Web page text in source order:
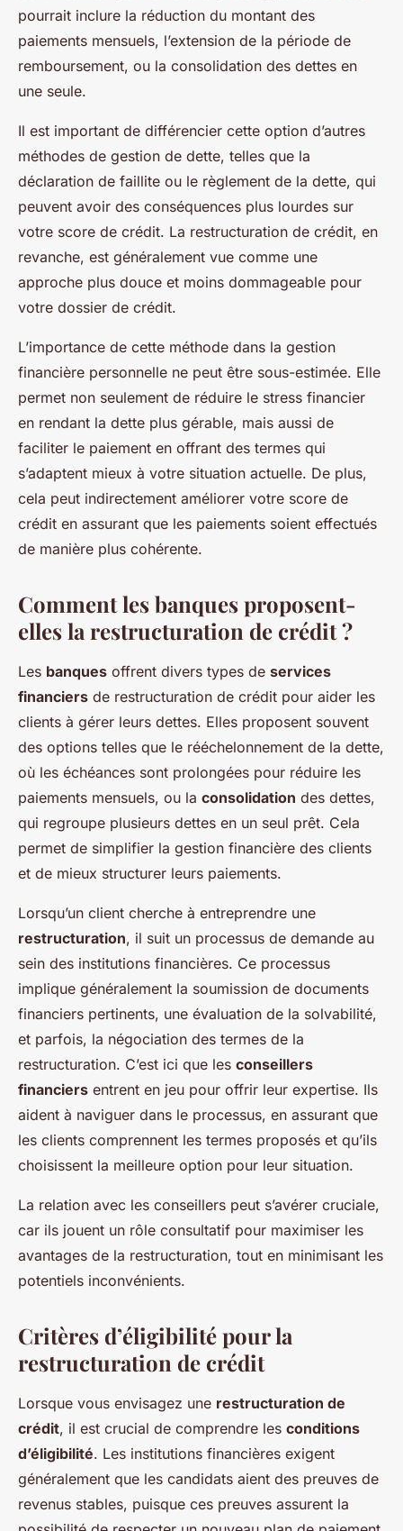
pourrait inclure la réduction du montant des
paiements mensuels, l’extension de la période de
remboursement, ou la consolidation des dettes en
une seule.
Il est important de différencier cette option d’autres
méthodes de gestion de dette, telles que la
déclaration de faillite ou le règlement de la dette, qui
peuvent avoir des conséquences plus lourdes sur
votre score de crédit. La restructuration de crédit, en
revanche, est généralement vue comme une
approche plus douce et moins dommageable pour
votre dossier de crédit.
L’importance de cette méthode dans la gestion
financière personnelle ne peut être sous-estimée. Elle
permet non seulement de réduire le stress financier
en rendant la dette plus gérable, mais aussi de
faciliter le paiement en offrant des termes qui
s’adaptent mieux à votre situation actuelle. De plus,
cela peut indirectement améliorer votre score de
crédit en assurant que les paiements soient effectués
de manière plus cohérente.
Comment les banques proposent-
elles la restructuration de crédit ?
Les banques offrent divers types de services
financiers de restructuration de crédit pour aider les
clients à gérer leurs dettes. Elles proposent souvent
des options telles que le rééchelonnement de la dette,
où les échéances sont prolongées pour réduire les
paiements mensuels, ou la consolidation des dettes,
qui regroupe plusieurs dettes en un seul prêt. Cela
permet de simplifier la gestion financière des clients
et de mieux structurer leurs paiements.
Lorsqu’un client cherche à entreprendre une
restructuration, il suit un processus de demande au
sein des institutions financières. Ce processus
implique généralement la soumission de documents
financiers pertinents, une évaluation de la solvabilité,
et parfois, la négociation des termes de la
restructuration. C’est ici que les conseillers
financiers entrent en jeu pour offrir leur expertise. Ils
aident à naviguer dans le processus, en assurant que
les clients comprennent les termes proposés et qu’ils
choisissent la meilleure option pour leur situation.
La relation avec les conseillers peut s’avérer cruciale,
car ils jouent un rôle consultatif pour maximiser les
avantages de la restructuration, tout en minimisant les
potentiels inconvénients.
Critères d’éligibilité pour la
restructuration de crédit
Lorsque vous envisagez une restructuration de
crédit, il est crucial de comprendre les conditions
d’éligibilité. Les institutions financières exigent
généralement que les candidats aient des preuves de
revenus stables, puisque ces preuves assurent la